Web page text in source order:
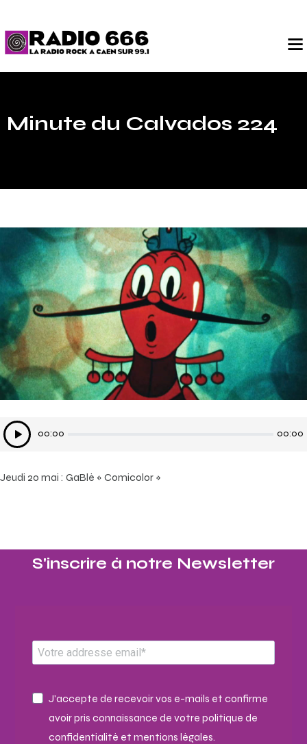
Minute du Calvados 224
Lecteur
audio
00:00 00:00
Jeudi 20 mai : GaBlé « Comicolor »
S'inscrire à notre Newsletter​
J'accepte de recevoir vos e-mails et confirme
avoir pris connaissance de votre politique de
confidentialité et mentions légales.